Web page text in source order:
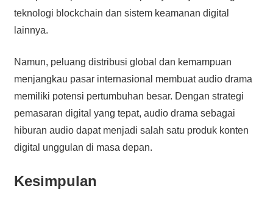
teknologi blockchain dan sistem keamanan digital
lainnya.
Namun, peluang distribusi global dan kemampuan
menjangkau pasar internasional membuat audio drama
memiliki potensi pertumbuhan besar. Dengan strategi
pemasaran digital yang tepat, audio drama sebagai
hiburan audio dapat menjadi salah satu produk konten
digital unggulan di masa depan.
Kesimpulan